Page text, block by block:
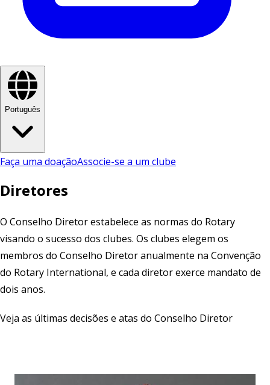
Português
Faça uma doaçãoAssocie-se a um clube
Diretores
O Conselho Diretor estabelece as normas do Rotary
visando o sucesso dos clubes. Os clubes elegem os
membros do Conselho Diretor anualmente na Convenção
do Rotary International, e cada diretor exerce mandato de
dois anos.
Veja as últimas decisões e atas do Conselho Diretor